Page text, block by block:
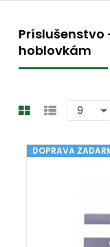
hoblovkám
DOPRAVA